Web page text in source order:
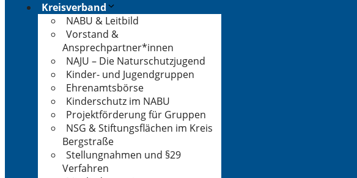
Kreisverband
NABU & Leitbild
Vorstand &
Ansprechpartner*innen
NAJU – Die Naturschutzjugend
Kinder- und Jugendgruppen
Ehrenamtsbörse
Kinderschutz im NABU
Projektförderung für Gruppen
NSG & Stiftungsflächen im Kreis
Bergstraße
Stellungnahmen und §29
Verfahren